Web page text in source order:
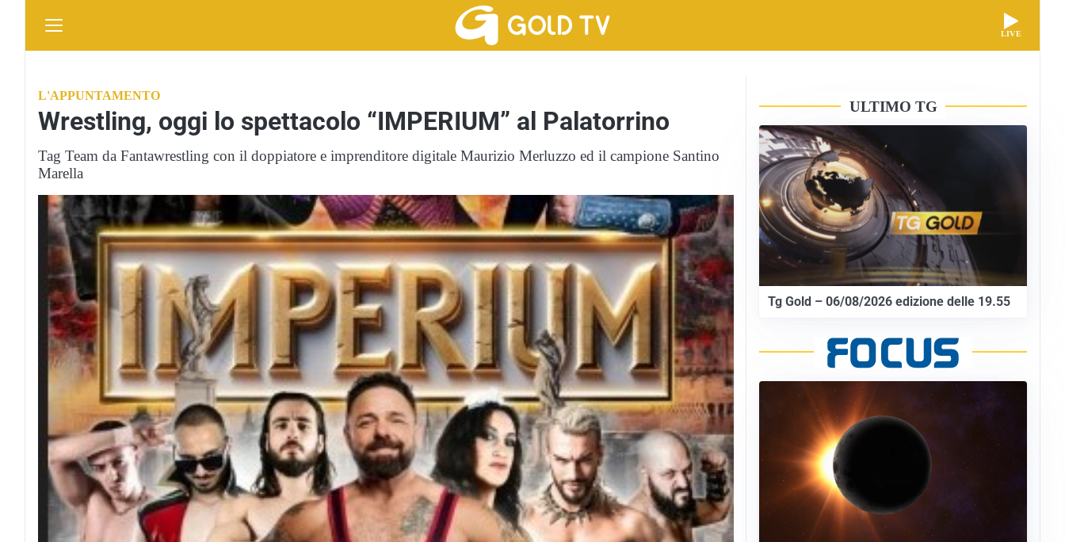
LIVE
L'APPUNTAMENTO
Wrestling, oggi lo spettacolo “IMPERIUM” al Palatorrino
Tag Team da Fantawrestling con il doppiatore e imprenditore digitale Maurizio Merluzzo ed il campione Santino
Marella
ULTIMO TG
Tg Gold – 06/08/2026 edizione delle 19.55